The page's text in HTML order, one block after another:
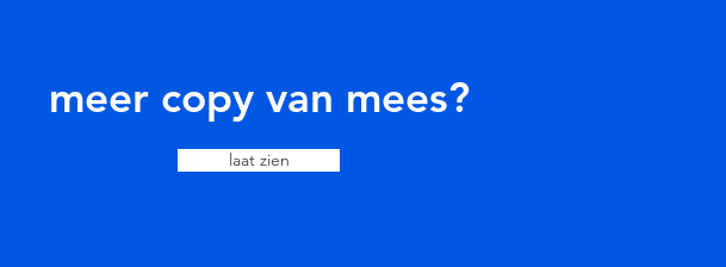
meer copy van mees?
laat zien